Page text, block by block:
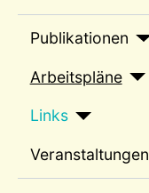
Publikationen
Arbeitspläne
Links
Veranstaltungen